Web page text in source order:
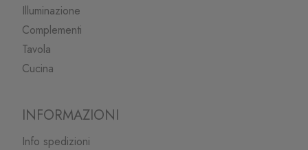
Illuminazione
Complementi
Tavola
Cucina
INFORMAZIONI
Info spedizioni